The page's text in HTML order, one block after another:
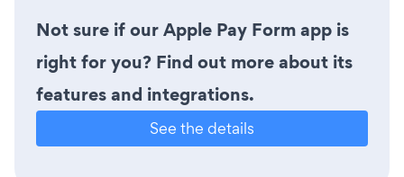
Not sure if our Apple Pay Form app is
right for you? Find out more about its
features and integrations.
See the details